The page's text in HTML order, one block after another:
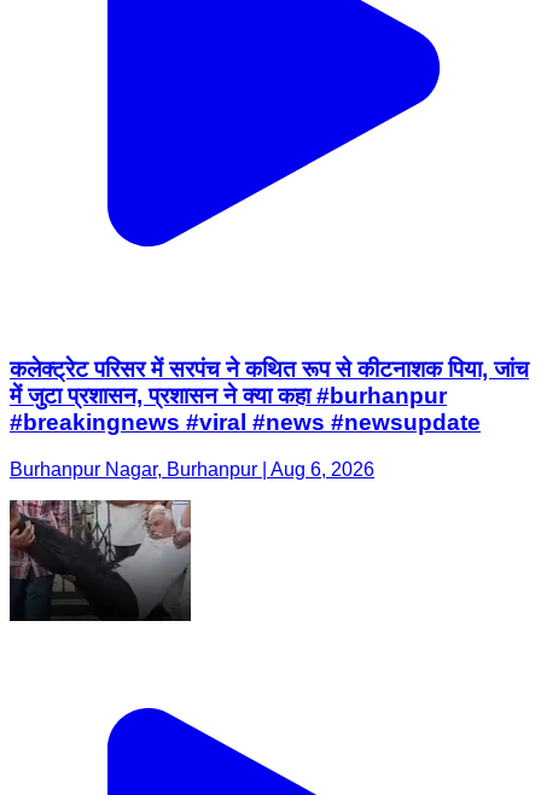
कलेक्ट्रेट परिसर में सरपंच ने कथित रूप से कीटनाशक पिया, जांच
में जुटा प्रशासन, प्रशासन ने क्या कहा #burhanpur
#breakingnews #viral #news #newsupdate
Burhanpur Nagar, Burhanpur | Aug 6, 2026